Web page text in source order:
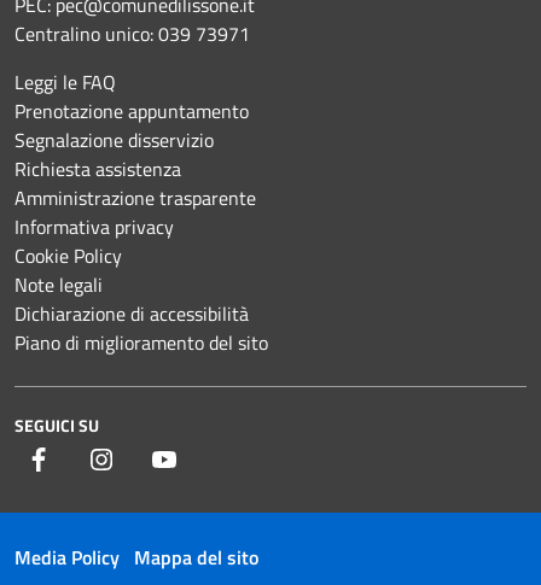
Centralino unico:039 73971
Leggi le FAQ
Prenotazione appuntamento
Segnalazione disservizio
Richiesta assistenza
Amministrazione trasparente
Informativa privacy
Cookie Policy
Note legali
Dichiarazione di accessibilità
Piano di miglioramento del sito
SEGUICI SU
Facebook Instagram
Media Policy Mappa del sito